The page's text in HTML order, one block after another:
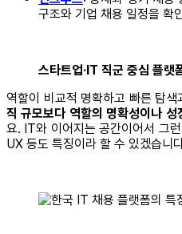
구조와 기업 채용 일정을 확
스타트업·IT 직군 중심 플랫
역할이 비교적 명확하고 빠른 탐
직 규모보다 역할의 명확성이나 성
요. IT와 이어지는 공간이어서 그
UX 등도 특징이라 할 수 있겠습니